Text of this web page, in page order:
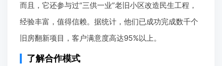
而且，它还参与过“三供一业”老旧小区改造民生工程，
经验丰富，值得信赖。据统计，他们已成功完成数千个
旧房翻新项目，客户满意度高达95%以上。
了解合作模式